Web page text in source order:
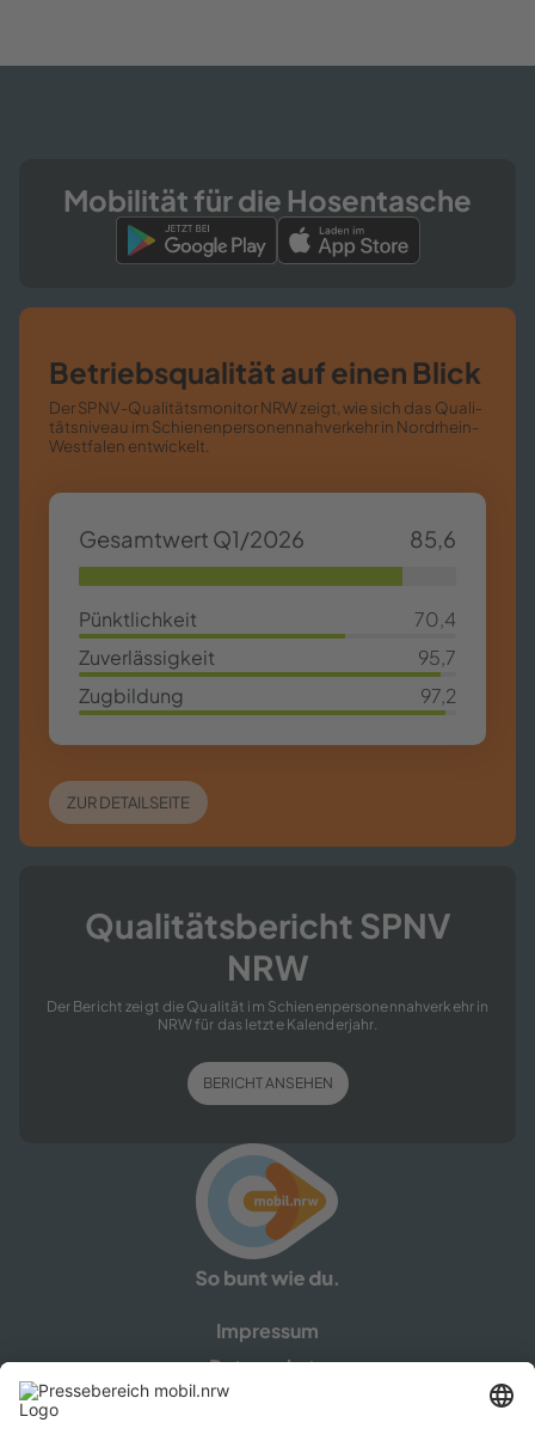
Mo­bi­li­tät für die Ho­sen­ta­sche
Be­triebs­qua­li­tät auf einen Blick
Der SPNV-​​Qualitätsmonitor NRW zeigt, wie sich das Qua­li­
täts­ni­veau im Schie­nen­per­so­nen­nah­ver­kehr in Nordrhein-​​
Westfalen ent­wi­ckelt.
Ge­samt­wert Q1/2026
85,6
85,63%
Pünkt­lich­keit 70,4
70,4%
Zu­ver­läs­sig­keit
95,7
95,7%
Zug­bil­dung
97,2
97,2%
ZUR DE­TAIL­SEI­TE
Qua­li­täts­be­richt SPNV
NRW
Der Be­richt zeigt die Qua­li­tät im Schie­nen­per­so­nen­nah­ver­kehr in
NRW für das letz­te Ka­len­der­jahr.
BE­RICHT AN­SE­HEN
Im­pres­sum
Da­ten­schutz
Cookie-​​Einstellungen